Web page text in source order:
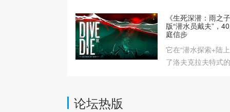
种令人不安、又忍
的独特魅力，也让
够揭开这些谜团的
《生死深潜：雨之
版“潜水员戴夫”，
庭信步
它在“潜水探索+陆
了洛夫克拉夫特式
论坛热版